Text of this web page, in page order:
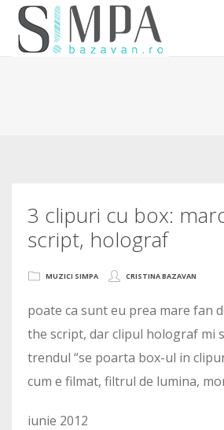
3 clipuri cu box:
script, holograf
MUZICI SIMPA CRISTINA BAZAVAN
poate ca sunt eu prea mare fan
the script, dar clipul holograf mi
trendul “se poarta box-ul in
cum e filmat, filtrul de lumina,
iunie 2012